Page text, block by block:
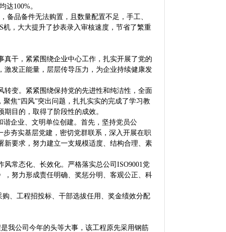
达100%。
品备件无法购置，且数量配置不足，手工、
，大大提升了抄表录入审核速度，节省了繁重
干，紧紧围绕企业中心工作，扎实开展了党的
发正能量，层层传导压力，为企业持续健康发
变。紧紧围绕保持党的先进性和纯洁性，全面
焦“四风”突出问题，扎扎实实的完成了学习教
目的，取得了阶段性的成效。
企业、文明单位创建。首先，坚持党员公
夯实基层党建，密切党群联系，深入开展在职
新要求，努力建立一支规模适度、结构合理、素
常态化、长效化。严格落实总公司ISO9001党
努力形成责任明确、奖惩分明、客观公正、科
、工程招投标、干部选拔任用、奖金绩效分配
公司今年的头等大事，该工程原先采用钢筋